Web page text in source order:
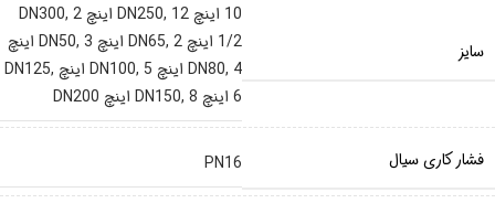
سایز
10 اینچ DN250 , 12 اینچ DN300 , 2
1/2 اینچ DN65
, 2 اینچ DN50 ,
3 اینچ
DN80, 4 اینچ DN100 , 5 اینچ DN125
,
6 اینچ DN150
, 8 اینچ DN200
فشار کاری سیال PN16